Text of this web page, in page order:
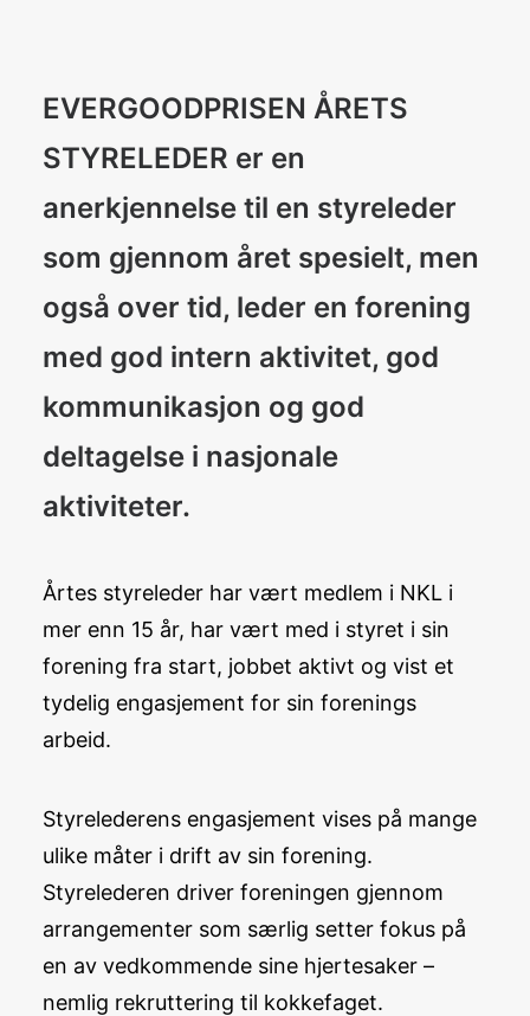
EVERGOODPRISEN ÅRETS
STYRELEDER er en
anerkjennelse til en styreleder
som gjennom året spesielt, men
også over tid, leder en forening
med god intern aktivitet, god
kommunikasjon og god
deltagelse i nasjonale
aktiviteter.
Årtes styreleder har vært medlem i NKL i
mer enn 15 år, har vært med i styret i sin
forening fra start, jobbet aktivt og vist et
tydelig engasjement for sin forenings
arbeid.
Styrelederens engasjement vises på mange
ulike måter i drift av sin forening.
Styrelederen driver foreningen gjennom
arrangementer som særlig setter fokus på
en av vedkommende sine hjertesaker –
nemlig rekruttering til kokkefaget.